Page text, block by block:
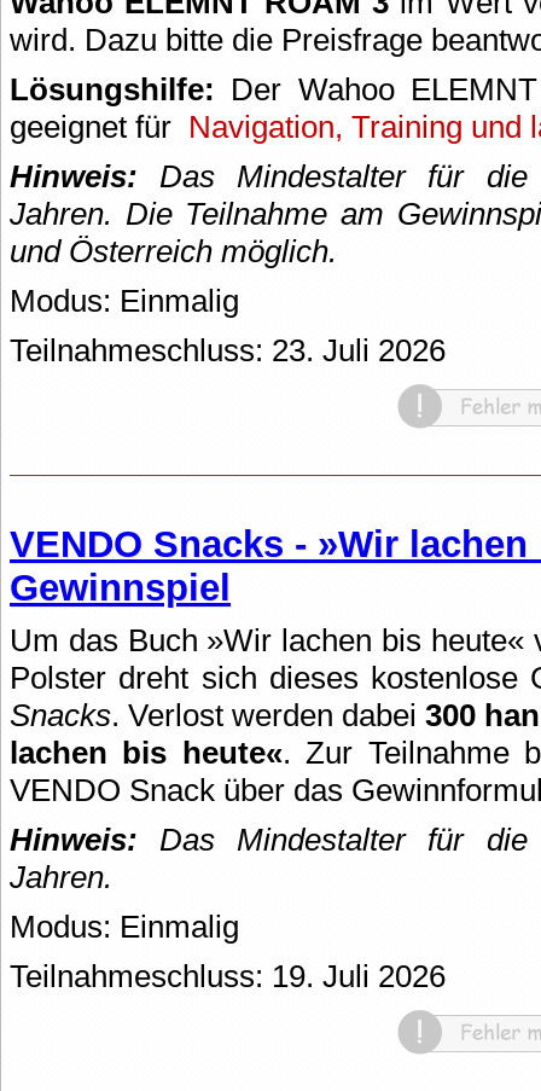
wird. Dazu bitte die Preisfrage
Lösungshilfe: Der Wahoo
geeignet für Navigation, Training und
Hinweis: Das Mindestalter für
Jahren. Die Teilnahme am
und Österreich möglich.
Modus: Einmalig
Teilnahmeschluss: 23. Juli 2026
VENDO Snacks - »Wir
Gewinnspiel
Um das Buch »Wir lachen bis heute«
Polster dreht sich dieses
Snacks. Verlost werden dabei 300
lachen bis heute«. Zur Teilnahme
VENDO Snack über das
Hinweis: Das Mindestalter für
Jahren.
Modus: Einmalig
Teilnahmeschluss: 19. Juli 2026